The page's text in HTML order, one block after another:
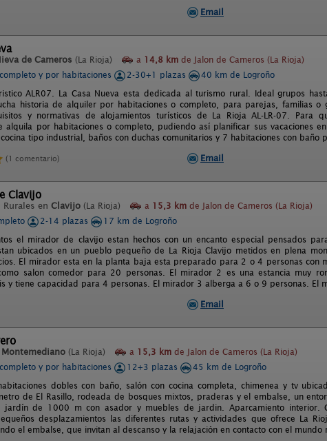
Email
de Cameros (La Rioja) a 14,8 km de Jalon de Cameros (La Rioja)
y por habitaciones
2-30+1 plazas
40 km de Logroño
ALR07. La Casa Nueva esta dedicada al turismo rural. Ideal grupos
historia de alquiler por habitaciones o completo, para parejas, familias o
y normativas de alojamientos turísticos de La Rioja AL-LR-07. Para
alquila por habitaciones o completo, pudiendo así planificar sus vacaciones
tipo industrial, baños con duchas comunitarios y 7 habitaciones con baño
(1 comentario) Email
Clavijo
en Clavijo (La Rioja) a 15,3 km de Jalon de Cameros (La Rioja)
2-14 plazas
17 km de Logroño
el mirador de clavijo estan hechos con un encanto especial pensados
ubicados en un pueblo pequeño de La Rioja Clavijo metidos en plena
El mirador esta en la planta baja esta preparado para 2 o 4 personas con
salon comedor para 20 personas. El mirador 2 es una estancia muy
y tiene capacidad para 4 personas. El mirador 3 alberga a 6 o 9 personas. El
Email
Montemediano (La Rioja) a 15,3 km de Jalon de Cameros (La Rioja)
y por habitaciones
12+3 plazas
45 km de Logroño
dobles con baño, salón con cocina completa, chimenea y tv
de El Rasillo, rodeada de bosques mixtos, praderas y el embalse, un
jardín de 1000 m con asador y muebles de jardin. Aparcamiento interior.
desplazamientos las diferentes rutas y actividades que ofrece La
el embalse, que invitan al descanso y la relajación en contacto con el